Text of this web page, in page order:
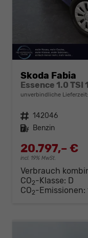
Skoda Fabia
Essence 1.0 TSI
unverbindliche Lieferzeit:
Fahrzeugnr. 142046
Kraftstoff Benzin
20.797,– €
incl. 19% MwSt.
Verbrauch
CO2-Klasse: D
CO2-Emissionen: